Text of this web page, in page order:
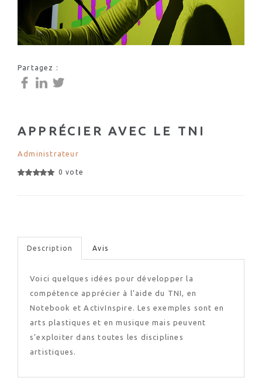
Partagez :
APPRÉCIER AVEC LE TNI
Administrateur
0 vote
Description Avis
Voici quelques idées pour développer la
compétence apprécier à l’aide du TNI, en
Notebook et ActivInspire. Les exemples sont en
arts plastiques et en musique mais peuvent
s’exploiter dans toutes les disciplines
artistiques.